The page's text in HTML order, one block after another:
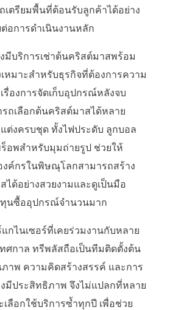
เตรียมพื้นที่ต้อนรับลูกค้าได้อย่าง
อการดำเนินงานหลัก
มีบริการเช่าต้นคริสต์มาสพร้อม
หมาะสำหรับธุรกิจที่ต้องการความ
รื่องการจัดเก็บอุปกรณ์หลังจบ
ถเลือกต้นคริสต์มาสได้หลาย
ต่งครบชุด ทั้งไฟประดับ ลูกบอล
อพสำหรับมุมถ่ายรูป ช่วยให้
งค์กรในพิษณุโลกสามารถสร้าง
ได้อย่างสวยงามและดูเป็นมือ
นซื้ออุปกรณ์จำนวนมาก
กไนเซอร์ที่เคยร่วมงานกับหลาย
ศกาล ทรีพลัสถือเป็นทีมติดตั้งต้น
พ ความคิดสร้างสรรค์ และการ
มีประสิทธิภาพ จึงไม่แปลกที่หลาย
ลือกใช้บริการซ้ำทุกปี เพื่อช่วย